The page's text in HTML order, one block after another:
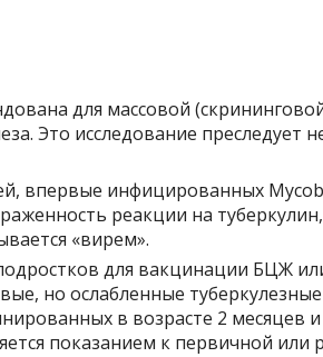
для массовой
Это исследование преследует
впервые инфицированных
реакции на
«вирем».
для вакцинации БЦЖ
но ослабленные
в возрасте 2 месяцев
показанием к первичной или